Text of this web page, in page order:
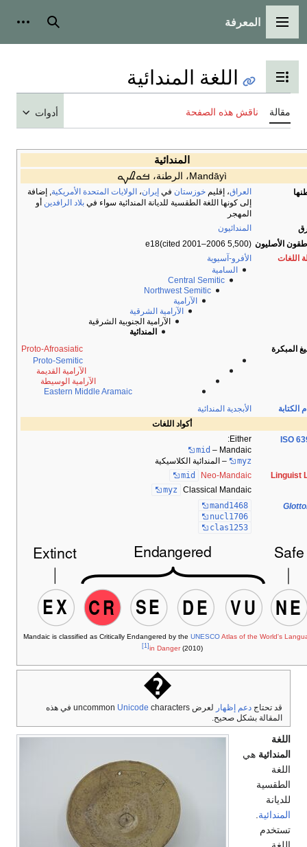
أدوات
،الولايات المتحدة الأمريكية, إضافة
بلاد الرافدينأو
Proto-Semitic
الآرامية القديمة
الآرامية الوسيطة
Mandaic is classified as Critically
characters في هذه